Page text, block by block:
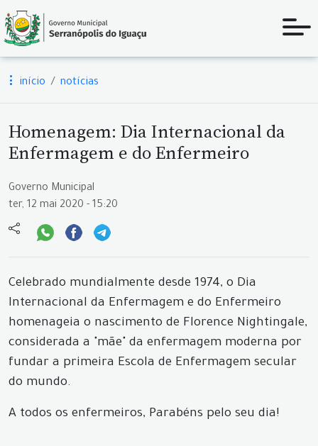
início notícias
Homenagem: Dia Internacional da
Enfermagem e do Enfermeiro
Governo Municipal
ter, 12 mai 2020 - 15:20
Celebrado mundialmente desde 1974, o Dia
Internacional da Enfermagem e do Enfermeiro
homenageia o nascimento de Florence Nightingale,
considerada a "mãe" da enfermagem moderna por
fundar a primeira Escola de Enfermagem secular
do mundo.
A todos os enfermeiros, Parabéns pelo seu dia!